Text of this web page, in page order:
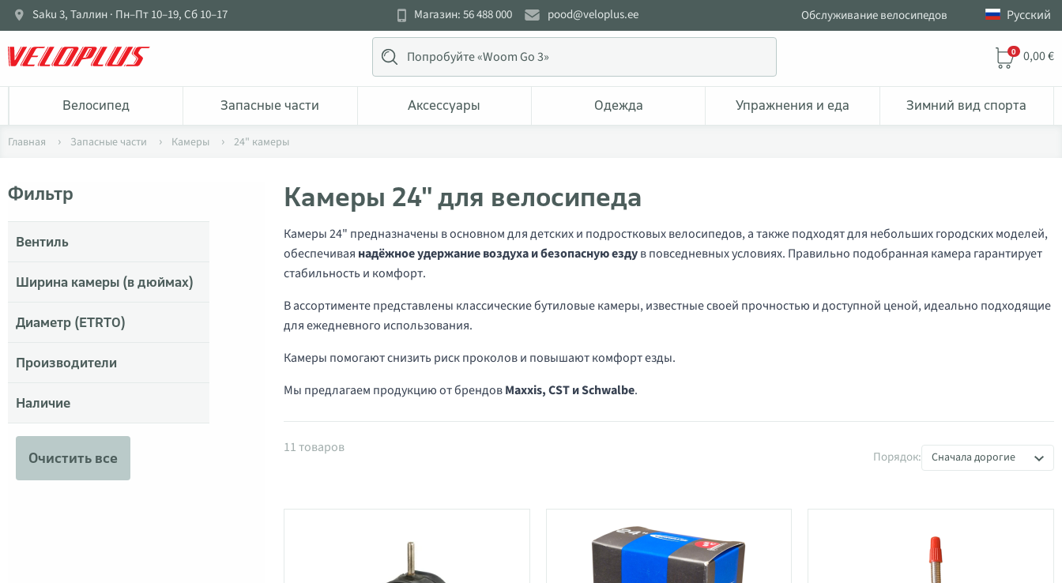
Saku 3, Таллин · Пн–Пт 10–19, Сб 10–17 Магазин: 56 488 000 pood@veloplus.ee Обслуживание велосипедов Pусский
0 0,00 €
Bелосипед Запасные части Аксессуары Одежда Упражнения и еда Зимний вид спорта
Главная Запасные части Камеры 24" камеры
Камеры 24" для велосипеда
Камеры 24" предназначены в основном для детских и подростковых велосипедов, а также подходят для небольших городских моделей,
обеспечивая надёжное удержание воздуха и безопасную ездув повседневных условиях. Правильно подобранная камера гарантирует
стабильность и комфорт.
В ассортименте представлены классические бутиловые камеры, известные своей прочностью и доступной ценой, идеально подходящие
для ежедневного использования.
Камеры помогают снизить риск проколов и повышают комфорт езды.
Мы предлагаем продукцию от брендовMaxxis, CST и Schwalbe.
Фильтр
Bентиль
Ширина камеры (в дюймах)
Диаметр (ETRTO)
Производители
Наличие
Очистить все Товары в категории 24" камеры
11 товаров
Порядок: Сначала дорогие